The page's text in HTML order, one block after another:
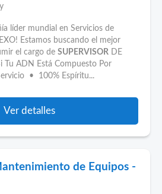
líder mundial en Servicios de
Estamos buscando el mejor
el cargo de SUPERVISOR DE
Tu ADN Está Compuesto Por
• 100% Espíritu...
Ver detalles
de Equipos -